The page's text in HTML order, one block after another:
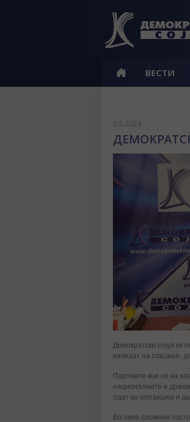
ВЕСТИ
6.5.2024
Демократски сојуз ги
излезат на гласање,
Партиите кои се на
националните и
одат во опозиција и
Во овие сложени